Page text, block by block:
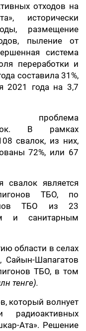
отходов на
исторически
размещение
пыление от
система
переработки и
составила 31%,
2021 года на 3,7
проблема
В рамках
свалок, из них,
72%, или 67
свалок является
ТБО, по
ТБО из 23
и санитарным
области в селах
Сайын-Шапагатов
ТБО, в том
тенге).
который волнует
радиоактивных
Ата». Решение